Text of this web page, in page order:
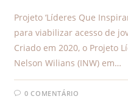
Projeto ‘Líderes Que
para viabilizar acesso de
Criado em 2020, o Projeto
Nelson Wilians (INW) em…
0 COMENTÁRIO